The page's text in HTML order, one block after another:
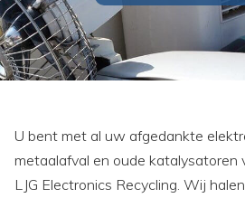
U bent met al uw afgedankte
metaalafval en oude katalysatoren
LJG Electronics Recycling. Wij